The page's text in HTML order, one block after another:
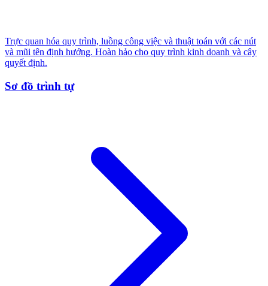
Trực quan hóa quy trình, luồng công việc và thuật toán với các nút
và mũi tên định hướng. Hoàn hảo cho quy trình kinh doanh và cây
quyết định.
Sơ đồ trình tự